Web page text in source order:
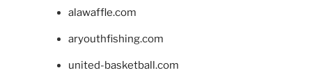
alawaffle.com
aryouthfishing.com
united-basketball.com